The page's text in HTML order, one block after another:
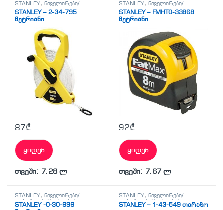
STANLEY, ნიველირები/
თარაზოები/მეტრიანები
STANLEY – 2-34-795
მეტრიანი
87₾
ყიდვა
თვეში: 7.28 ლ
STANLEY, ნიველირები/
თარაზოები/მეტრიანები
STANLEY – FMHT0-33868
მეტრიანი
92₾
ყიდვა
თვეში: 7.67 ლ
STANLEY, ნიველირები/
თარაზოები/მეტრიანები
STANLEY -0-30-696
STANLEY, ნიველირები/
თარაზოები/მეტრიანები
STANLEY – 1-43-549 თარაზო